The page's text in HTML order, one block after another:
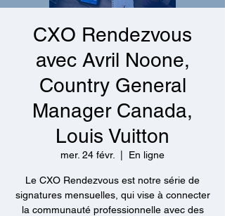
CXO Rendezvous
avec Avril Noone,
Country General
Manager Canada,
Louis Vuitton
mer. 24 févr. En ligne
Le CXO Rendezvous est notre série de
signatures mensuelles, qui vise à connecter
la communauté professionnelle avec des